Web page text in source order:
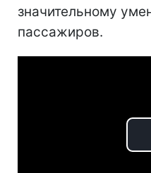
значительному
пассажиров.